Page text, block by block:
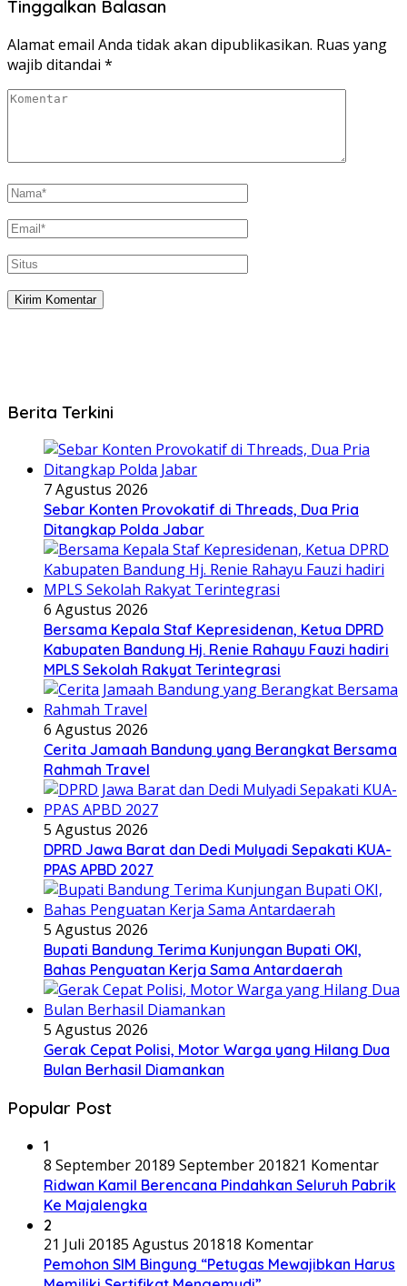
Tinggalkan Balasan
Alamat email Anda tidak akan dipublikasikan. Ruas yang
wajib ditandai *
Berita Terkini
7 Agustus 2026
Sebar Konten Provokatif di Threads, Dua Pria
Ditangkap Polda Jabar
6 Agustus 2026
Bersama Kepala Staf Kepresidenan, Ketua DPRD
Kabupaten Bandung Hj. Renie Rahayu Fauzi hadiri
MPLS Sekolah Rakyat Terintegrasi
6 Agustus 2026
Cerita Jamaah Bandung yang Berangkat Bersama
Rahmah Travel
5 Agustus 2026
DPRD Jawa Barat dan Dedi Mulyadi Sepakati KUA-
PPAS APBD 2027
5 Agustus 2026
Bupati Bandung Terima Kunjungan Bupati OKI,
Bahas Penguatan Kerja Sama Antardaerah
5 Agustus 2026
Gerak Cepat Polisi, Motor Warga yang Hilang Dua
Bulan Berhasil Diamankan
Popular Post
1
8 September 20189 September 201821 Komentar
Ridwan Kamil Berencana Pindahkan Seluruh Pabrik
Ke Majalengka
2
21 Juli 20185 Agustus 201818 Komentar
Pemohon SIM Bingung “Petugas Mewajibkan Harus